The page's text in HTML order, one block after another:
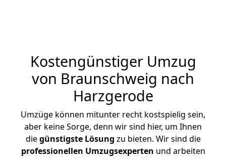
Kostengünstiger Umzug
von Braunschweig nach
Harzgerode
Umzüge können mitunter recht kostspielig sein,
aber keine Sorge, denn wir sind hier, um Ihnen
diegünstigste Lösung zu bieten. Wir sind die
professionellen Umzugsexperten und arbeiten